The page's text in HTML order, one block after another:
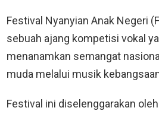
Festival Nyanyian Anak Negeri
sebuah ajang kompetisi vokal
menanamkan semangat
muda melalui musik
Festival ini diselenggarakan